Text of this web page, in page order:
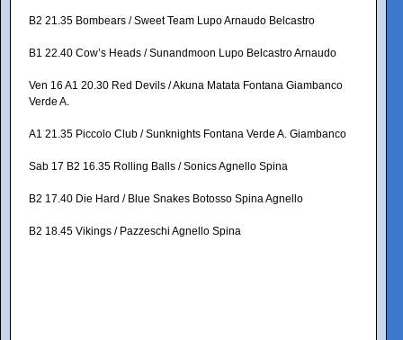
B2 21.35 Bombears / Sweet Team Lupo Arnaudo Belcastro
B1 22.40 Cow’s Heads / Sunandmoon Lupo Belcastro Arnaudo
Ven 16 A1 20.30 Red Devils / Akuna Matata Fontana Giambanco
Verde A.
A1 21.35 Piccolo Club / Sunknights Fontana Verde A. Giambanco
Sab 17 B2 16.35 Rolling Balls / Sonics Agnello Spina
B2 17.40 Die Hard / Blue Snakes Botosso Spina Agnello
B2 18.45 Vikings / Pazzeschi Agnello Spina